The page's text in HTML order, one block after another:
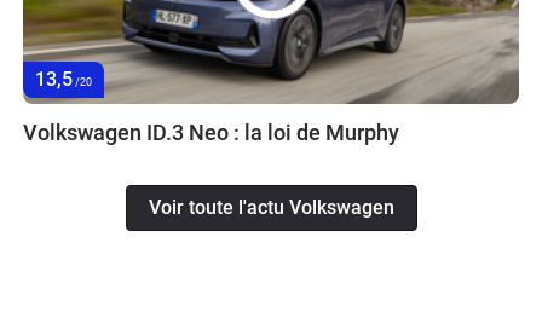
13,5 /20
Volkswagen ID.3 Neo : la loi de Murphy
Voir toute l'actu Volkswagen